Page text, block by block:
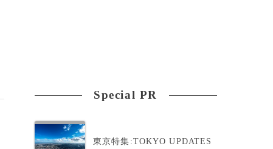
Special PR
東京特集:TOKYO UPDATES